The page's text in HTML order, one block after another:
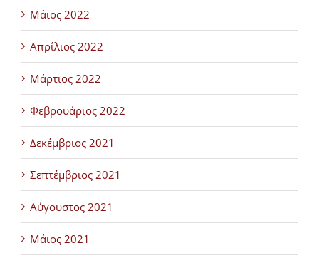
Μάιος 2022
Απρίλιος 2022
Μάρτιος 2022
Φεβρουάριος 2022
Δεκέμβριος 2021
Σεπτέμβριος 2021
Αύγουστος 2021
Μάιος 2021